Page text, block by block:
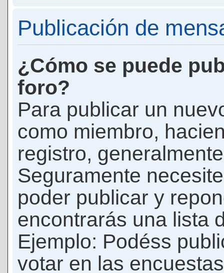
Publicación de
¿Cómo se puede
foro?
Para publicar un
como miembro,
registro,
Seguramente
poder publicar y
encontrarás una lista
Ejemplo: Podéss
votar en las